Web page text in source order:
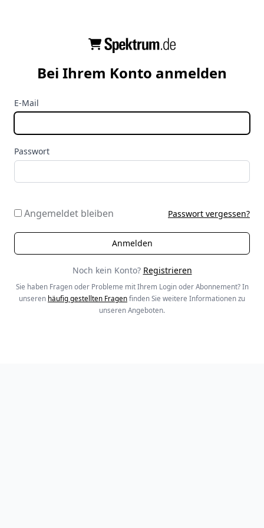
Bei Ihrem Konto anmelden
E-Mail
Passwort
Angemeldet bleiben Passwort vergessen?
Noch kein Konto? Registrieren
Sie haben Fragen oder Probleme mit Ihrem Login oder Abonnement? In
unseren häufig gestellten Fragen finden Sie weitere Informationen zu
unseren Angeboten.